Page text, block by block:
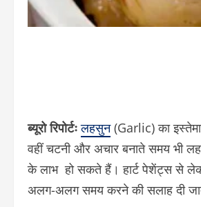
ब्यूरो रिपोर्टः लहसुन(Garlic) का
वहीं चटनी और अचार बनाते समय भी
के लाभ हो सकते हैं। हार्ट पेशेंट्स से
अलग-अलग समय करने की सलाह दी